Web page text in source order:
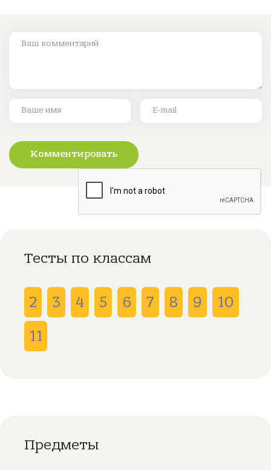
Комментировать
Тесты по классам
2 3 4 5 6 7 8 9
10
11
Предметы